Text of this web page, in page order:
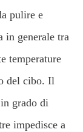
pulire e
in generale tra
temperature
del cibo. Il
grado di
impedisce a